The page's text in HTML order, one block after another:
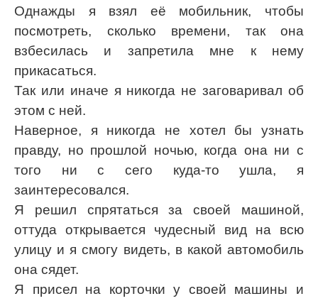
Однажды я взял её мобильник, чтобы
посмотреть, сколько времени, так она
взбесилась и запретила мне к нему
прикасаться.
Так или иначе я никогда не заговаривал об
этом с ней.
Наверное, я никогда не хотел бы узнать
правду, но прошлой ночью, когда она ни с
того ни с сего куда-то ушла, я
заинтересовался.
Я решил спрятаться за своей машиной,
оттуда открывается чудесный вид на всю
улицу и я смогу видеть, в какой автомобиль
она сядет.
Я присел на корточки у своей машины и